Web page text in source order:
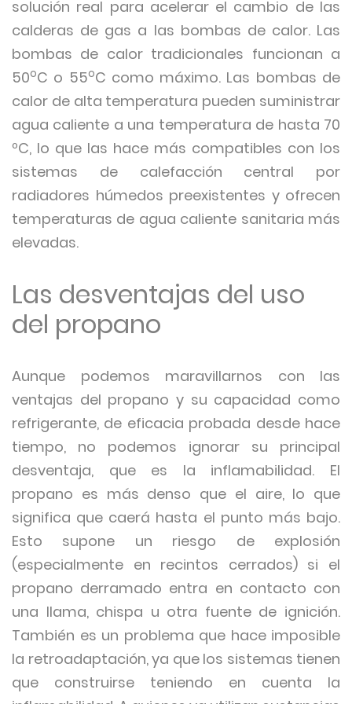
solución real para acelerar el cambio de las
calderas de gas a las bombas de calor. Las
bombas de calor tradicionales funcionan a
50oC o 55oC como máximo. Las bombas de
calor de alta temperatura pueden suministrar
agua caliente a una temperatura de hasta 70
ºC, lo que las hace más compatibles con los
sistemas de calefacción central por
radiadores húmedos preexistentes y ofrecen
temperaturas de agua caliente sanitaria más
elevadas.
Las desventajas del uso
del propano
Aunque podemos maravillarnos con las
ventajas del propano y su capacidad como
refrigerante, de eficacia probada desde hace
tiempo, no podemos ignorar su principal
desventaja, que es la inflamabilidad. El
propano es más denso que el aire, lo que
significa que caerá hasta el punto más bajo.
Esto supone un riesgo de explosión
(especialmente en recintos cerrados) si el
propano derramado entra en contacto con
una llama, chispa u otra fuente de ignición.
También es un problema que hace imposible
la retroadaptación, ya que los sistemas tienen
que construirse teniendo en cuenta la